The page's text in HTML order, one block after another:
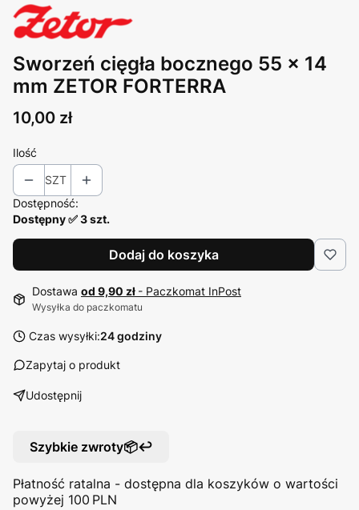
Sworzeń cięgła bocznego 55 x 14
mm ZETOR FORTERRA
Cena
10,00 zł
Ilość
SZT
Dostępność:
Dostępny ✅ 3 szt.
Dodaj do koszyka
Dostawa od 9,90 zł - Paczkomat InPost
Wysyłka do paczkomatu
Czas wysyłki:24 godziny
Zapytaj o produkt
Udostępnij
Szybkie zwroty📦↩️
Płatność ratalna - dostępna dla koszyków o wartości
powyżej 100 PLN